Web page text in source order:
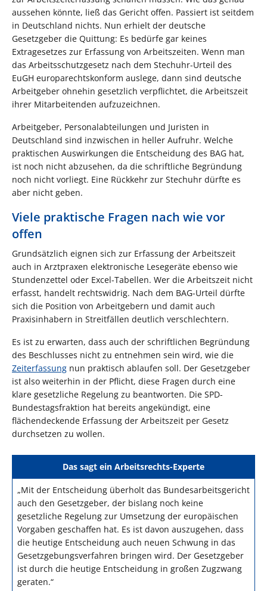
aussehen könnte, ließ das Gericht offen. Passiert ist seitdem
in Deutschland nichts. Nun erhielt der deutsche
Gesetzgeber die Quittung: Es bedürfe gar keines
Extragesetzes zur Erfassung von Arbeitszeiten. Wenn man
das Arbeitsschutzgesetz nach dem Stechuhr-Urteil des
EuGH europarechtskonform auslege, dann sind deutsche
Arbeitgeber ohnehin gesetzlich verpflichtet, die Arbeitszeit
ihrer Mitarbeitenden aufzuzeichnen.
Arbeitgeber, Personalabteilungen und Juristen in
Deutschland sind inzwischen in heller Aufruhr. Welche
praktischen Auswirkungen die Entscheidung des BAG hat,
ist noch nicht abzusehen, da die schriftliche Begründung
noch nicht vorliegt. Eine Rückkehr zur Stechuhr dürfte es
aber nicht geben.
Viele praktische Fragen nach wie vor
offen
Grundsätzlich eignen sich zur Erfassung der Arbeitszeit
auch in Arztpraxen elektronische Lesegeräte ebenso wie
Stundenzettel oder Excel-Tabellen. Wer die Arbeitszeit nicht
erfasst, handelt rechtswidrig. Nach dem BAG-Urteil dürfte
sich die Position von Arbeitgebern und damit auch
Praxisinhabern in Streitfällen deutlich verschlechtern.
Es ist zu erwarten, dass auch der schriftlichen Begründung
des Beschlusses nicht zu entnehmen sein wird, wie die
Zeiterfassung nun praktisch ablaufen soll. Der Gesetzgeber
ist also weiterhin in der Pflicht, diese Fragen durch eine
klare gesetzliche Regelung zu beantworten. Die SPD-
Bundestagsfraktion hat bereits angekündigt, eine
flächendeckende Erfassung der Arbeitszeit per Gesetz
durchsetzen zu wollen.
Das sagt ein Arbeitsrechts-Experte
„Mit der Entscheidung überholt das Bundesarbeitsgericht
auch den Gesetzgeber, der bislang noch keine
gesetzliche Regelung zur Umsetzung der europäischen
Vorgaben geschaffen hat. Es ist davon auszugehen, dass
die heutige Entscheidung auch neuen Schwung in das
Gesetzgebungsverfahren bringen wird. Der Gesetzgeber
ist durch die heutige Entscheidung in großen Zugzwang
geraten.“